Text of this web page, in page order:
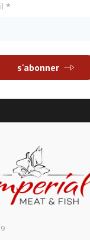
*
s'abonner